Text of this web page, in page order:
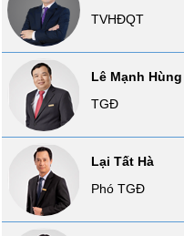
TVHĐQT
Lê Mạnh Hùng
TGĐ
Lại Tất Hà
Phó TGĐ
Tất cả Cổ phiếu
Lãnh
đạo
(-)
Tất cả
Tin
tức
(-)